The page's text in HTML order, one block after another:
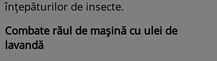
înțepăturilor de insecte.
Combate răul de mașină cu ulei de
lavandă